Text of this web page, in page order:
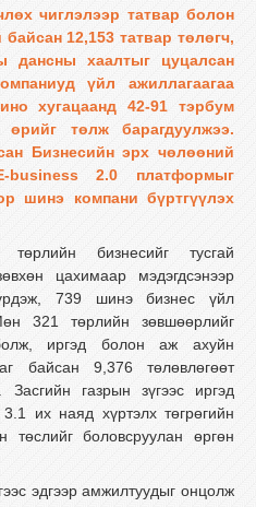
чиглэлээр татвар болон
12,153 татвар төлөгч,
дансны хаалтыг цуцалсан
үйл ажиллагаагаа
хугацаанд 42-91 тэрбум
өрийг төлж барагдуулжээ.
Бизнесийн эрх чөлөөний
business 2.0 платформыг
шинэ компани бүртгүүлэх
бизнесийг тусгай
цахимаар мэдэгдсэнээр
739 шинэ бизнес үйл
321 төрлийн зөвшөөрлийг
иргэд болон аж ахуйн
байсан 9,376 төлөвлөгөөт
газрын зүгээс иргэд
их наяд хүртэлх төгрөгийн
төслийг боловсруулан өргөн
эдгээр амжилтуудыг онцолж